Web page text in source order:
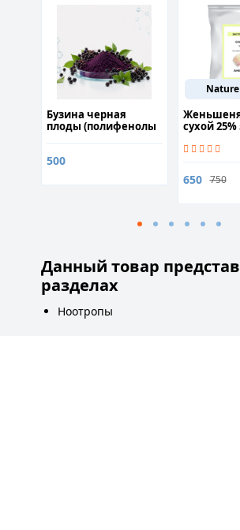
Бузина черная
плоды (полифенолы
500
Nature
Женьшеня
сухой
650 750
Данный товар
разделах
Ноотропы